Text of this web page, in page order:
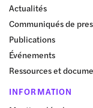
Actualités
Communiqués de
Publications
Événements
Ressources et
INFORMATION